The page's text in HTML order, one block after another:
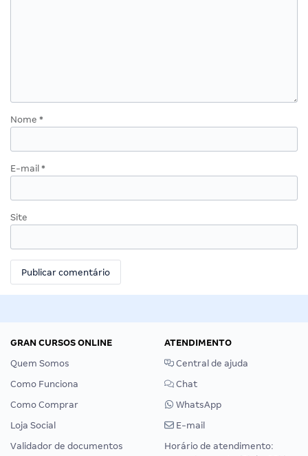
Nome *
E-mail *
Site
GRAN CURSOS ONLINE
Quem Somos
Como Funciona
Como Comprar
Loja Social
Validador de documentos
ATENDIMENTO
Central de ajuda
Chat
WhatsApp
E-mail
Horário de atendimento: